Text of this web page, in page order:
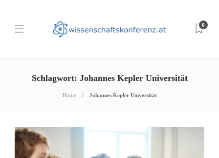
0
Schlagwort: Johannes Kepler Universität
Home Johannes Kepler Universität